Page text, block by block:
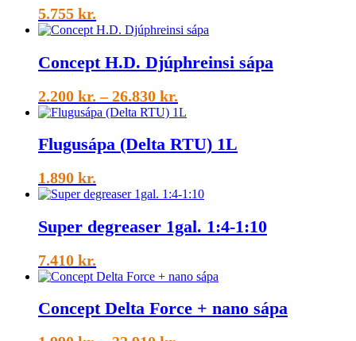
5.755 kr.
Concept H.D. Djúphreinsi sápa
2.200 kr. – 26.830 kr.
range:
through
Flugusápa (Delta RTU) 1L
1.890 kr.
Super degreaser 1gal. 1:4-1:10
7.410 kr.
Concept Delta Force + nano sápa